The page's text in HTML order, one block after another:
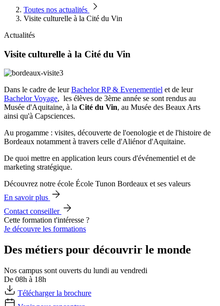
Toutes nos actualités
Visite culturelle à la Cité du Vin
Actualités
Visite culturelle à la Cité du Vin
Dans le cadre de leurBachelor RP & Evenementiel et de leur
Bachelor Voyage, les élèves de 3ème année se sont rendus au
Musée d'Aquitaine, à la Cité du Vin, au Musée des Beaux Arts
ainsi qu'à Capsciences.
Au progamme : visites, découverte de l'oenologie et de l'histoire de
Bordeaux notamment à travers celle d'Aliénor d'Aquitaine.
De quoi mettre en application leurs cours d'événementiel et de
marketing stratégique.
Découvrez notre école École Tunon Bordeaux et ses valeurs
En savoir plus
Contact conseiller
Cette formation t'intéresse ?
Je découvre les formations
Des métiers pour découvrir le monde
Nos campus sont ouverts du lundi au vendredi
De 08h à 18h
Télécharger la brochure